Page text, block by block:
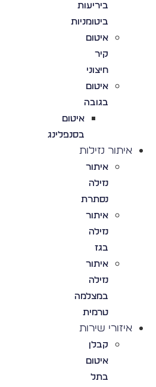
ביריעות
ביטומניות
איטום
קיר
חיצוני
איטום
בגובה
איטום
בסנפלינג
איתור נזילות
איתור
נזילה
נסתרת
איתור
נזילה
בגז
איתור
נזילה
במצלמה
טרמית
איזורי שירות
קבלן
איטום
בתל